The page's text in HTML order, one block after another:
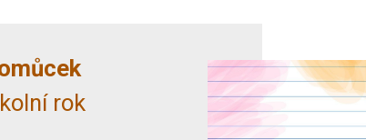
rok